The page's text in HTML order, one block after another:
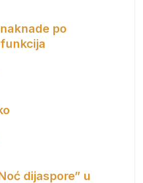
po
dijaspore” u